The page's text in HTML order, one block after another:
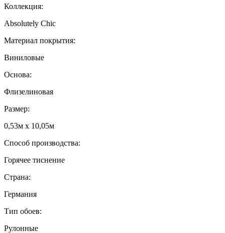
Коллекция:
Absolutely Chic
Материал покрытия:
Виниловые
Основа:
Флизелиновая
Размер:
0,53м x 10,05м
Способ производства:
Горячее тиснение
Страна:
Германия
Тип обоев:
Рулонные